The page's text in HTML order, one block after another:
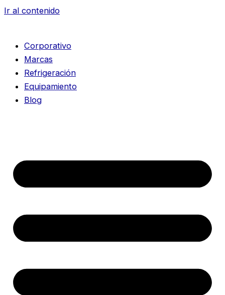
Ir al contenido
Corporativo
Marcas
Refrigeración
Equipamiento
Blog